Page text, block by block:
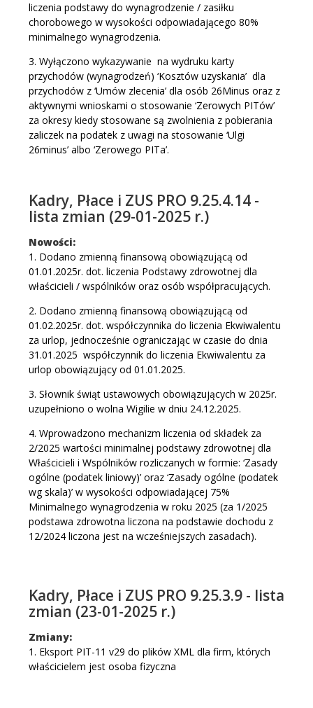
liczenia podstawy do wynagrodzenie / zasiłku
chorobowego w wysokości odpowiadającego 80%
minimalnego wynagrodzenia.
3. Wyłączono wykazywanie na wydruku karty
przychodów (wynagrodzeń) ‘Kosztów uzyskania’ dla
przychodów z ‘Umów zlecenia’ dla osób 26Minus oraz z
aktywnymi wnioskami o stosowanie ‘Zerowych PITów’
za okresy kiedy stosowane są zwolnienia z pobierania
zaliczek na podatek z uwagi na stosowanie ‘Ulgi
26minus’ albo ‘Zerowego PITa’.
Kadry, Płace i ZUS PRO 9.25.4.14 -
lista zmian (29-01-2025 r.)
Nowości:
1. Dodano zmienną finansową obowiązującą od
01.01.2025r. dot. liczenia Podstawy zdrowotnej dla
właścicieli / wspólników oraz osób współpracujących.
2. Dodano zmienną finansową obowiązującą od
01.02.2025r. dot. współczynnika do liczenia Ekwiwalentu
za urlop, jednocześnie ograniczając w czasie do dnia
31.01.2025 współczynnik do liczenia Ekwiwalentu za
urlop obowiązujący od 01.01.2025.
3. Słownik świąt ustawowych obowiązujących w 2025r.
uzupełniono o wolna Wigilie w dniu 24.12.2025.
4. Wprowadzono mechanizm liczenia od składek za
2/2025 wartości minimalnej podstawy zdrowotnej dla
Właścicieli i Wspólników rozliczanych w formie: ‘Zasady
ogólne (podatek liniowy)’ oraz ‘Zasady ogólne (podatek
wg skala)’ w wysokości odpowiadającej 75%
Minimalnego wynagrodzenia w roku 2025 (za 1/2025
podstawa zdrowotna liczona na podstawie dochodu z
12/2024 liczona jest na wcześniejszych zasadach).
Kadry, Płace i ZUS PRO 9.25.3.9 - lista
zmian (23-01-2025 r.)
Zmiany:
1. Eksport PIT-11 v29 do plików XML dla firm, których
właścicielem jest osoba fizyczna